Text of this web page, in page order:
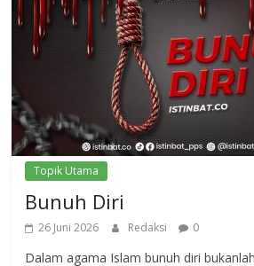
Topik Utama
Bunuh Diri
26 Juni 2026 Redaksi 0
Dalam agama Islam bunuh diri